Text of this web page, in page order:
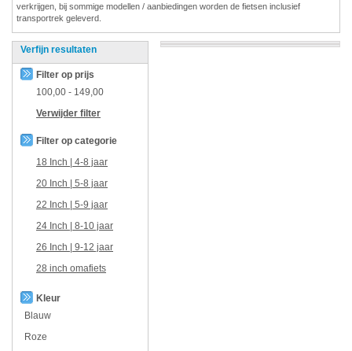
verkrijgen, bij sommige modellen / aanbiedingen worden de fietsen inclusief
transportrek geleverd.
Verfijn resultaten
Filter op prijs
100,00 - 149,00
Verwijder filter
Filter op categorie
18 Inch | 4-8 jaar
20 Inch | 5-8 jaar
22 Inch | 5-9 jaar
24 Inch | 8-10 jaar
26 Inch | 9-12 jaar
28 inch omafiets
Kleur
Blauw
Roze